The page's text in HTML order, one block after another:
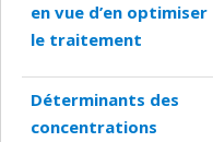
en vue d’en optimiser
le traitement
Déterminants des
concentrations